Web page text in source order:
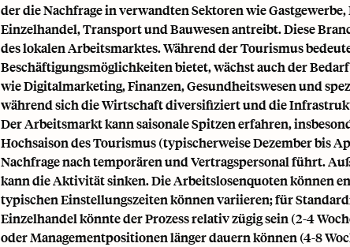
der die Nachfrage in verwandten Sektoren wie
Einzelhandel, Transport und Bauwesen antreibt. Diese
des lokalen Arbeitsmarktes. Während der Tourismus
Beschäftigungsmöglichkeiten bietet, wächst auch der
wie Digitalmarketing, Finanzen, Gesundheitswesen und
während sich die Wirtschaft diversifiziert und die
Der Arbeitsmarkt kann saisonale Spitzen erfahren,
Hochsaison des Tourismus (typischerweise Dezember bis
Nachfrage nach temporären und Vertragspersonal führt.
kann die Aktivität sinken. Die Arbeitslosenquoten können
typischen Einstellungszeiten können variieren; für
Einzelhandel könnte der Prozess relativ zügig sein (2-4
oder Managementpositionen länger dauern können (4-8